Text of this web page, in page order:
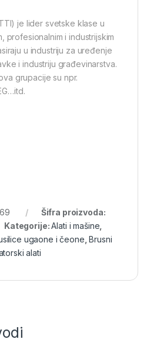
je lider svetske klase u
profesionalnim i industrijskim
u industriju za uređenje
i industriju građevinarstva.
grupacije su npr.
Šifra proizvoda:
Kategorije:Alati i mašine,
ugaone i čeone,Brusni
alati